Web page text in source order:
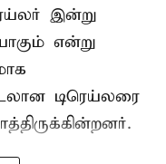
இன்று
என்று
டிரெய்லரை